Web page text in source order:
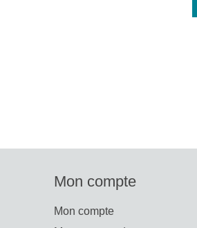
Mon compte
Mon compte